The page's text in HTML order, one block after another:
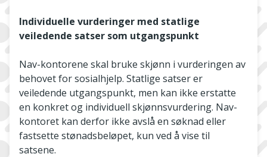
Individuelle vurderinger med statlige
veiledende satser som utgangspunkt
Nav-kontorene skal bruke skjønn i vurderingen av
behovet for sosialhjelp. Statlige satser er
veiledende utgangspunkt, men kan ikke erstatte
en konkret og individuell skjønnsvurdering. Nav-
kontoret kan derfor ikke avslå en søknad eller
fastsette stønadsbeløpet, kun ved å vise til
satsene.